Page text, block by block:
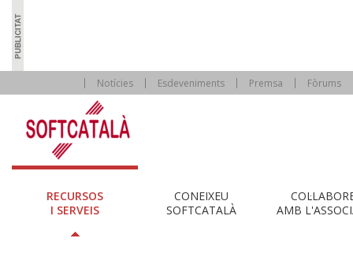
Notícies Esdeveniments Premsa Fòrums
RECURSOS
I SERVEIS
CONEIXEU
SOFTCATALÀ
AMB